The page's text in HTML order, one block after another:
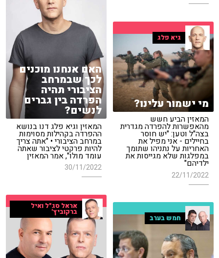
האם אנחנו מוכנים
לכך שבמרחב
הציבורי תהיה
הפרדה בין גברים
לנשים?
המאזין וגיא פלג דנו בנושא
ההפרדה בקהילות מסוימות
במרחב הציבורי • "אתה צריך
להיות פרקטי לציבור שאתה
עומד מולו", אמר המאזין
30/11/2022
גיא פלג
מי ישמור עלינו?
המאזין הביע חשש
מהאפשרות להפרדה מגדרית
בצה"ל וטען: "יש חוסר
בחיילים - אני מפיל את
האחריות על נתניהו שתומך
במפלגות שלא מגייסות את
ילדיהם"
22/11/2022
אראל סג"ל ואיל
ברקוביץ'
חמש בערב